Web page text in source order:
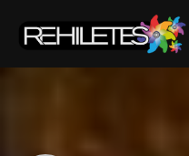
content